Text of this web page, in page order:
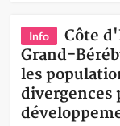
Info
Côte
Grand-
les
divergences